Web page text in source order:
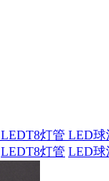
LEDT8灯管 LED球
LEDT8灯管 LED球